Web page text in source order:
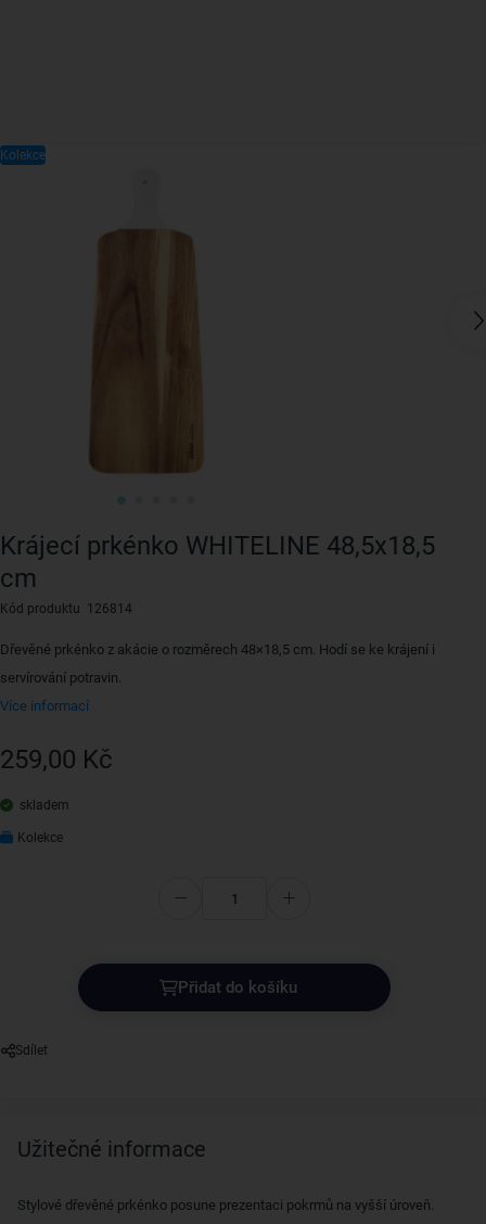
Krájecí prkénko WHITELINE 48,5x18,5
cm
Kód produktu 126814
Dřevěné prkénko z akácie o rozměrech 48×18,5 cm. Hodí se ke krájení i
servírování potravin.
Více informací
259,00 Kč
skladem
Kolekce
Přidat do košíku
Sdílet
Kolekce
Užitečné informace
Stylové dřevěné prkénko posune prezentaci pokrmů na vyšší úroveň.